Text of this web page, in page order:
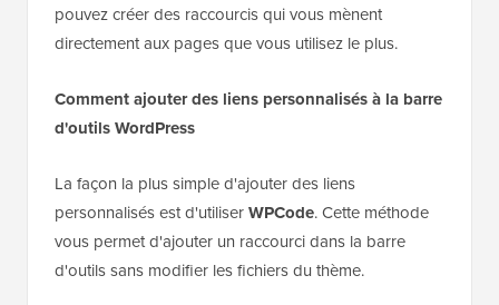
pouvez créer des raccourcis qui vous mènent
directement aux pages que vous utilisez le plus.
Comment ajouter des liens personnalisés à la barre
d'outils WordPress
La façon la plus simple d'ajouter des liens
personnalisés est d'utiliserWPCode. Cette méthode
vous permet d'ajouter un raccourci dans la barre
d'outils sans modifier les fichiers du thème.